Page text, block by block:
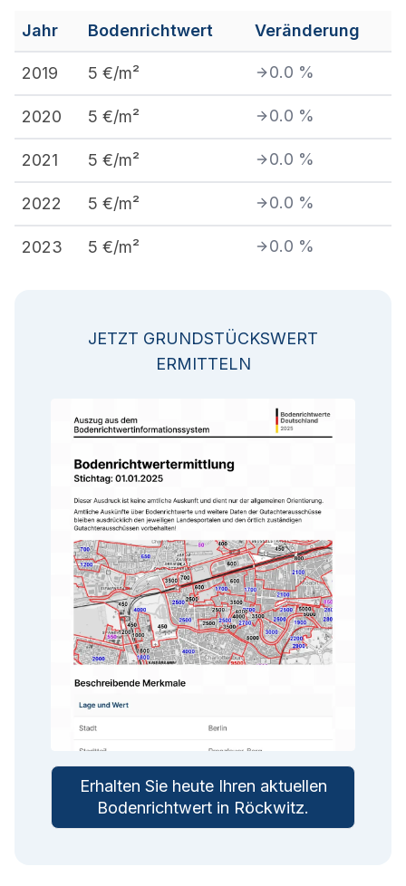
Jahr Bodenrichtwert Veränderung
2019 5 €/m² 0.0 %
2020 5 €/m² 0.0 %
2021 5 €/m² 0.0 %
2022 5 €/m² 0.0 %
2023 5 €/m² 0.0 %
JETZT GRUNDSTÜCKSWERT
ERMITTELN
Erhalten Sie heute Ihren aktuellen
Bodenrichtwert in Röckwitz.